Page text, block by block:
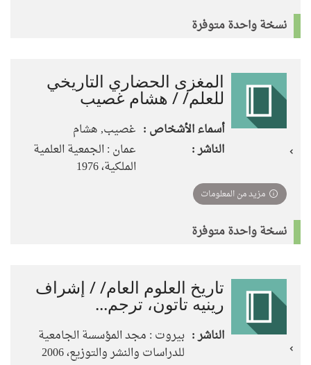
نسخة واحدة متوفرة
المغزى الحضاري التاريخي
للعلم/ / هشام غصيب
أسماء الأشخاص : غصيب, هشام
الناشر :
عمان : الجمعية العلمية
الملكية، 1976
مزيد من المعلومات
نسخة واحدة متوفرة
تاريخ العلوم العام/ / إشراف
رينيه تاتون، ترجم...
الناشر : بيروت : مجد المؤسسة الجامعية
للدراسات والنشر والتوزيع، 2006